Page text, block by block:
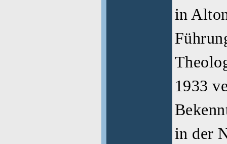
in
1933
in der